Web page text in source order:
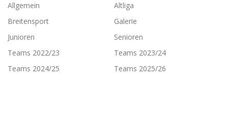
Allgemein
Altliga
Breitensport
Galerie
Junioren
Senioren
Teams 2022/23
Teams 2023/24
Teams 2024/25
Teams 2025/26